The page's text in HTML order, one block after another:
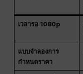
เวลารอ 1080p
แบบจำลองการ
กำหนดราคา